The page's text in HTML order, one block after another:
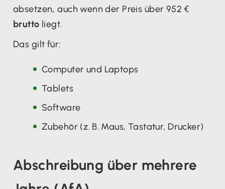
absetzen,auch wenn der Preis über 952 €
brutto liegt.
Das gilt für:
Computer und Laptops
Tablets
Software
Zubehör (z. B. Maus, Tastatur, Drucker)
Abschreibung über mehrere